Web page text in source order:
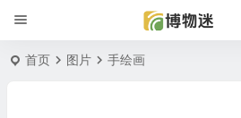
首页 图片 手绘画